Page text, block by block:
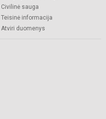
Civilinė sauga
Teisinė informacija
Atviri duomenys